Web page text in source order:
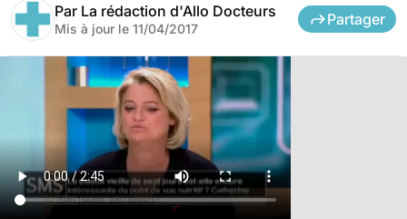
Par La rédaction d'Allo Docteurs
Mis à jour le 11/04/2017
Partager